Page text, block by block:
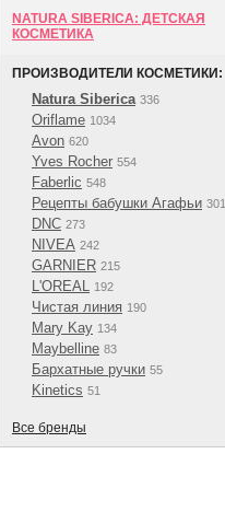
NATURA SIBERICA: ДЕТСКАЯ
КОСМЕТИКА
ПРОИЗВОДИТЕЛИ КОСМЕТИКИ:
Natura Siberica 336
Oriflame 1034
Avon 620
Yves Rocher 554
Faberlic 548
Рецепты бабушки Агафьи 301
DNC 273
NIVEA 242
GARNIER 215
L'OREAL 192
Чистая линия 190
Mary Kay 134
Maybelline 83
Бархатные ручки 55
Kinetics 51
Все бренды